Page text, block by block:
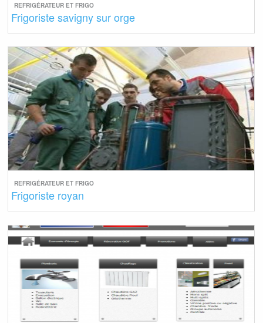
REFRIGÉRATEUR ET FRIGO
Frigoriste savigny sur orge
REFRIGÉRATEUR ET FRIGO
Frigoriste royan